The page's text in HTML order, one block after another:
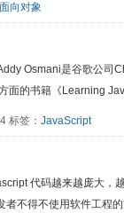
面向对象
Osmani是谷歌公司
面的书籍《Learning
标签： JavaScript
代码越来越庞大，
不得不使用软件工程